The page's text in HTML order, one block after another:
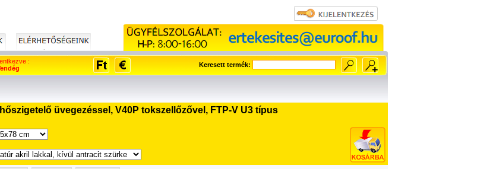
:
Keresett termék:
üvegezéssel, V40P tokszellőzővel, FTP-V U3 típus